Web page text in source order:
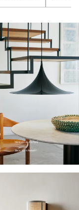
PENDELLEUCHTEN
Bis zu 40 % Rabatt*